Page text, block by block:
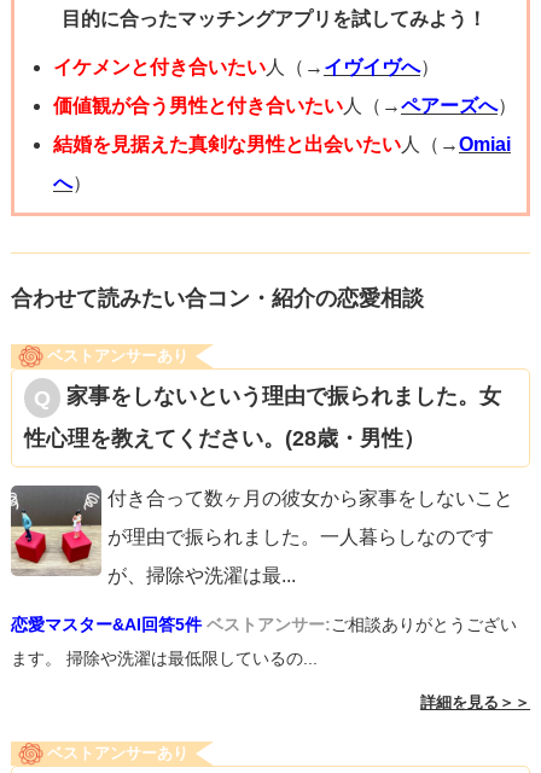
目的に合ったマッチングアプリを試してみよう！
イケメンと付き合いたい人（→ イヴイヴへ）
価値観が合う男性と付き合いたい人（→ペアーズへ）
結婚を見据えた真剣な男性と出会いたい人（→Omiai
へ）
合わせて読みたい合コン・紹介の恋愛相談
ベストアンサーあり
家事をしないという理由で振られました。女
性心理を教えてください。(28歳・男性）
付き合って数ヶ月の彼女から家事をしないこと
が理由で振られました。一人暮らしなのです
が、掃除や洗濯は最...
恋愛マスター&AI回答5件 ベストアンサー:ご相談ありがとうござい
ます。 掃除や洗濯は最低限しているの...
詳細を見る＞＞
ベストアンサーあり